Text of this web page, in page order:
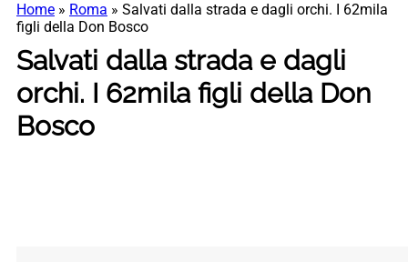
Home » Roma » Salvati dalla strada e dagli orchi. I 62mila
figli della Don Bosco
Salvati dalla strada e dagli
orchi. I 62mila figli della Don
Bosco